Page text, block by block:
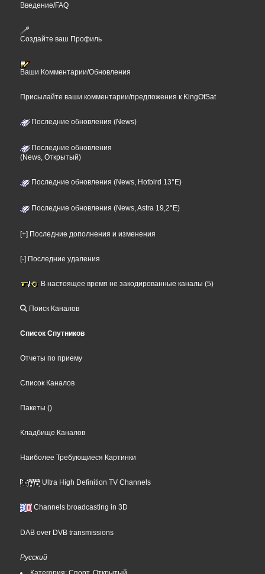
Введение/FAQ
Создайте ваш Профиль
Ваши Комментарии/Обновления
Присылайте ваши комментарии/предложения к KingOfSat
Последние обновления (News)
Последние обновления
(News, Открытый)
Последние обновления (News, Hotbird 13°E)
Последние обновления (News, Astra 19,2°E)
[+] Последние дополнения и изменения
[-] Последние удаления
В настоящее время не закодированные каналы (5)
Поиск Каналов
Список Спутников
Отчеты по приему
Список Каналов
Пакеты ()
Кладбище Каналов
Наиболее Требующиеся Картинки
Ultra High Definition TV Channels
Channels broadcasting in 3D
DAB over DVB transmissions
Русский